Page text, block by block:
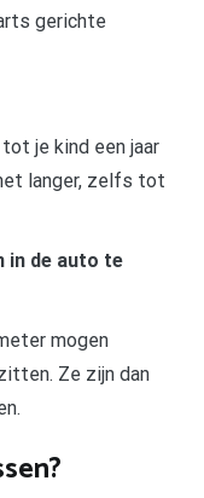
gerichte
je kind een jaar
langer, zelfs tot
in de auto te
mogen
Ze zijn dan